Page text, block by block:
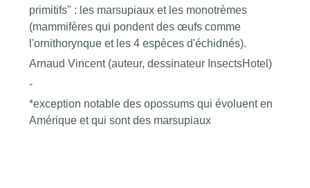
primitifs" : les marsupiaux et les monotrèmes
(mammifères qui pondent des œufs comme
l'ornithorynque et les 4 espèces d'échidnés).
Arnaud Vincent (auteur, dessinateur InsectsHotel)
-
*exception notable des opossums qui évoluent en
Amérique et qui sont des marsupiaux